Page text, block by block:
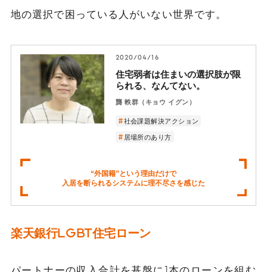
地の選択で困っている人がいない世界です。
2020/04/16
住宅弱者は住まいの選択肢が限
られる、なんてない。
龔 軼群（キョウ イグン）
社会課題解決アクション
居場所のあり方
“外国籍”という理由だけで
入居を断られるシステムに理不尽さを感じた
楽天銀行LGBT住宅ローン
パートナーの収入合計を基盤に1本のローンを組む